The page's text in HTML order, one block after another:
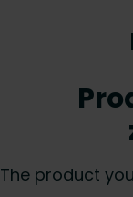
The product